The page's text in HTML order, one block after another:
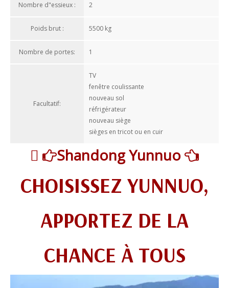
Nombre d"essieux : 2
Poids brut : 5500 kg
Nombre de portes: 1
Facultatif:
TV
fenêtre coulissante
nouveau sol
réfrigérateur
nouveau siège
sièges en tricot ou en cuir
 Shandong Yunnuo 
CHOISISSEZ YUNNUO,
APPORTEZ DE LA
CHANCE À TOUS